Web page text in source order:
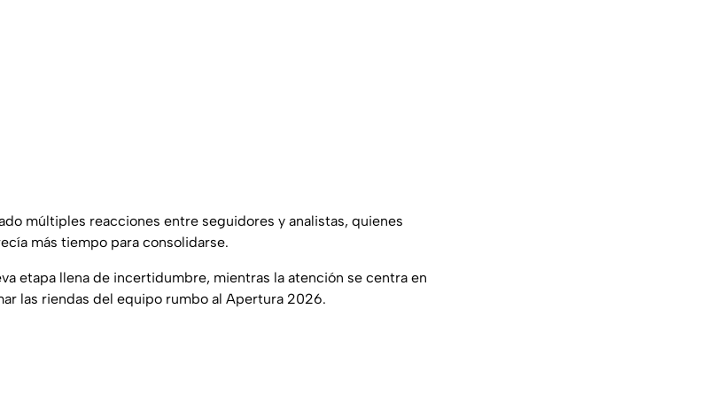
múltiples reacciones entre seguidores y analistas, quienes
más tiempo para consolidarse.
etapa llena de incertidumbre, mientras la atención se centra en
las riendas del equipo rumbo al Apertura 2026.